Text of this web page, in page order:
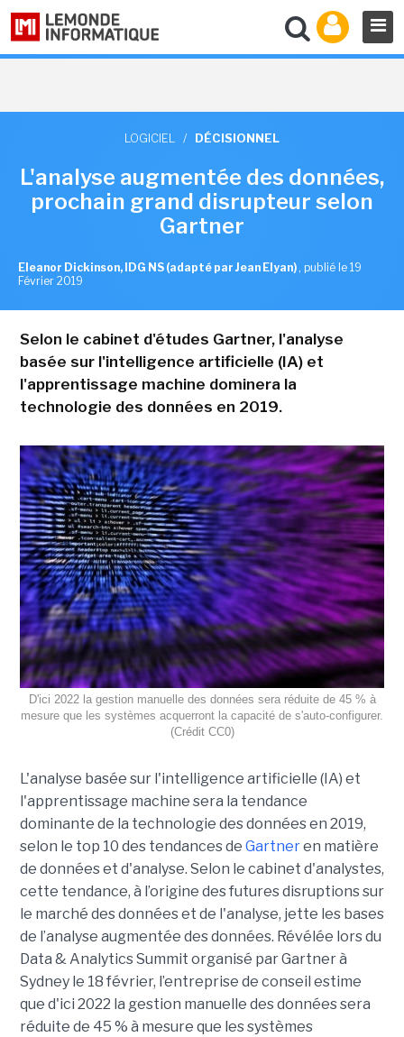
LOGICIEL / DÉCISIONNEL
L'analyse augmentée des données,
prochain grand disrupteur selon
Gartner
Eleanor Dickinson, IDG NS (adapté par Jean Elyan) , publié le 19
Février 2019
Selon le cabinet d'études Gartner, l'analyse
basée sur l'intelligence artificielle (IA) et
l'apprentissage machine dominera la
technologie des données en 2019.
D'ici 2022 la gestion manuelle des données sera réduite de 45 % à
mesure que les systèmes acquerront la capacité de s'auto-configurer.
(Crédit CC0)
L'analyse basée sur l'intelligence artificielle (IA) et
l'apprentissage machine sera la tendance
dominante de la technologie des données en 2019,
selon le top 10 des tendances de Gartneren matière
de données et d'analyse. Selon le cabinet d'analystes,
cette tendance, à l’origine des futures disruptions sur
le marché des données et de l'analyse, jette les bases
de l’analyse augmentée des données. Révélée lors du
Data & Analytics Summit organisé par Gartner à
Sydney le 18 février, l’entreprise de conseil estime
que d'ici 2022 la gestion manuelle des données sera
réduite de 45 % à mesure que les systèmes